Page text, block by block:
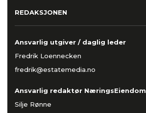
REDAKSJONEN
Ansvarlig utgiver / daglig leder
Fredrik Loennecken
fredrik@estatemedia.no
Ansvarlig redaktør NæringsEiendom
Silje Rønne